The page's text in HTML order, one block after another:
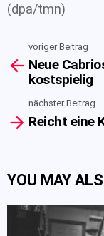
(dpa/tmn)
more
voriger Beitrag
Neue
kostspielig
nächster Beitrag
Reicht eine
YOU MAY